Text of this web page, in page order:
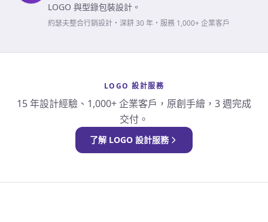
LOGO 與型錄包裝設計。
約瑟夫整合行銷設計・深耕 30 年・服務 1,000+ 企業客戶
LOGO 設計服務
15 年設計經驗、1,000+ 企業客戶，原創手繪，3 週完成
交付。
了解 LOGO 設計服務